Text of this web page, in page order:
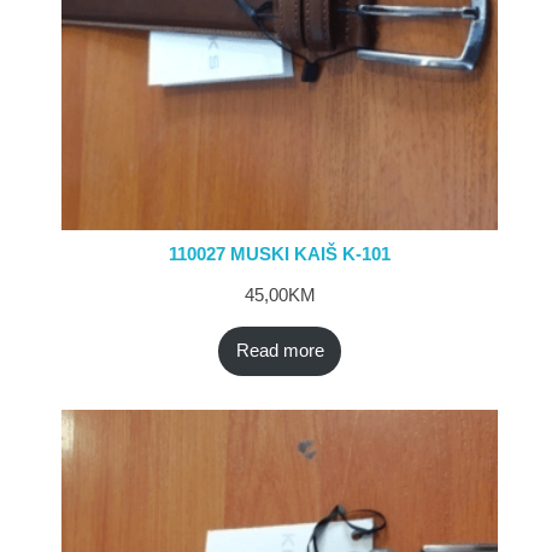
110027 MUSKI KAIŠ K-101
45,00KM
Read more